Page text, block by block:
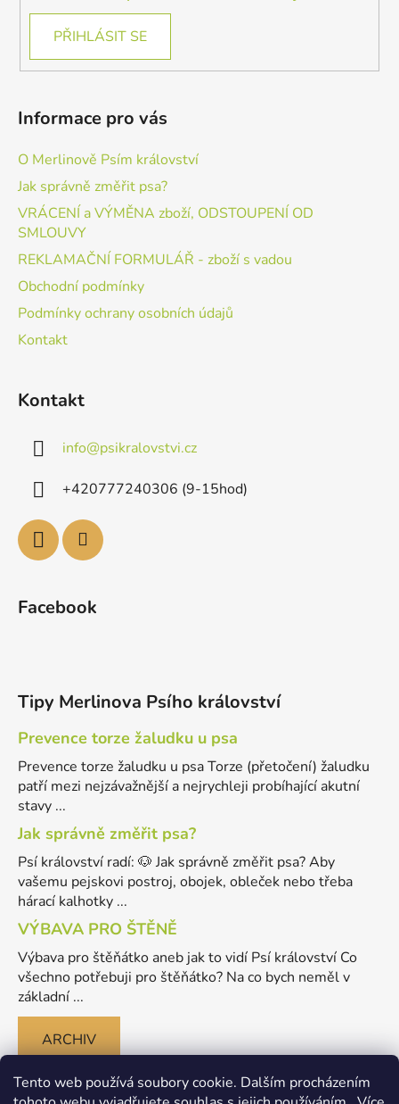
Tento web používá soubory cookie. Dalším procházením
PŘIHLÁSIT SE
Informace pro vás
O Merlinově Psím království
Jak správně změřit psa?
VRÁCENÍ a VÝMĚNA zboží, ODSTOUPENÍ OD
SMLOUVY
REKLAMAČNÍ FORMULÁŘ - zboží s vadou
Obchodní podmínky
Podmínky ochrany osobních údajů
Kontakt
Kontakt
info@psikralovstvi.cz
+420777240306 (9-15hod)
Facebook
Tipy Merlinova Psího království
Prevence torze žaludku u psa
Prevence torze žaludku u psa Torze (přetočení) žaludku
patří mezi nejzávažnější a nejrychleji probíhající akutní
stavy ...
Jak správně změřit psa?
Psí království radí: 🐶 Jak správně změřit psa? Aby
vašemu pejskovi postroj, obojek, obleček nebo třeba
hárací kalhotky ...
VÝBAVA PRO ŠTĚNĚ
Výbava pro štěňátko aneb jak to vidí Psí království Co
všechno potřebuji pro štěňátko? Na co bych neměl v
základní ...
ARCHIV